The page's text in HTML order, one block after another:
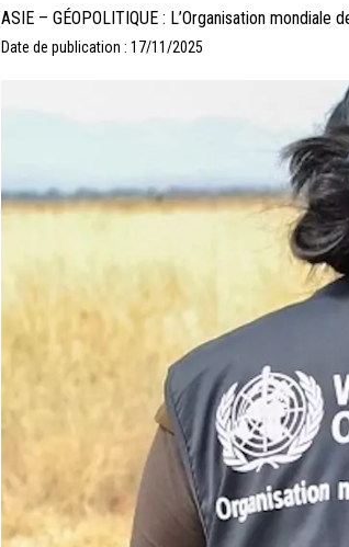
ASIE – GÉOPOLITIQUE : L’Organisation mondiale
Date de publication : 17/11/2025